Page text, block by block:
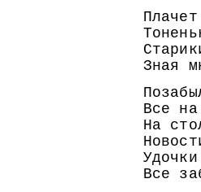
Зная
Все
На
Все